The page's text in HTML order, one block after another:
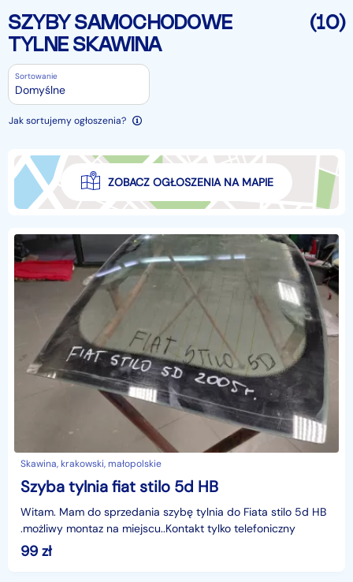
SZYBY SAMOCHODOWE
TYLNE SKAWINA
(10)
Sortowanie
Domyślne
Jak sortujemy ogłoszenia?
ZOBACZ OGŁOSZENIA NA MAPIE
Skawina, krakowski, małopolskie
Szyba tylnia fiat stilo 5d HB
Witam. Mam do sprzedania szybę tylnia do Fiata stilo 5d HB
.możliwy montaz na miejscu..Kontakt tylko telefoniczny
99 zł